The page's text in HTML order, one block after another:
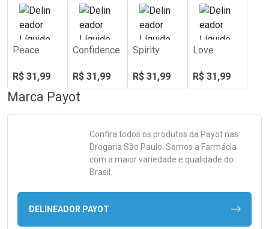
Peace
R$ 31,99
Confidence
R$ 31,99
Spirity
R$ 31,99
Love
R$ 31,99
Marca Payot
Confira todos os produtos da Payotnas
Drogaria São Paulo. Somos a Farmácia
com a maior variedade e qualidade do
Brasil.
DELINEADOR PAYOT